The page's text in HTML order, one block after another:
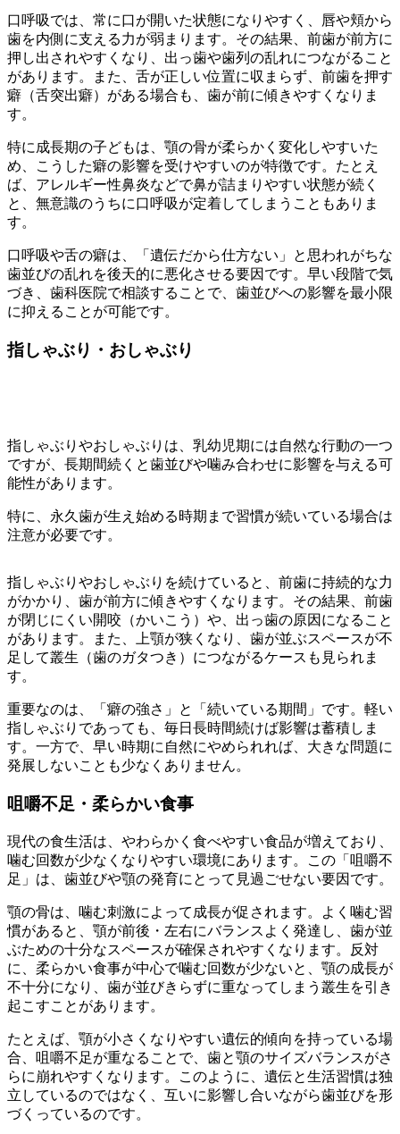
口呼吸では、常に口が開いた状態になりやすく、唇や頬から
歯を内側に支える力が弱まります。その結果、前歯が前方に
押し出されやすくなり、出っ歯や歯列の乱れにつながること
があります。また、舌が正しい位置に収まらず、前歯を押す
癖（舌突出癖）がある場合も、歯が前に傾きやすくなりま
す。
特に成長期の子どもは、顎の骨が柔らかく変化しやすいた
め、こうした癖の影響を受けやすいのが特徴です。たとえ
ば、アレルギー性鼻炎などで鼻が詰まりやすい状態が続く
と、無意識のうちに口呼吸が定着してしまうこともありま
す。
口呼吸や舌の癖は、「遺伝だから仕方ない」と思われがちな
歯並びの乱れを後天的に悪化させる要因です。早い段階で気
づき、歯科医院で相談することで、歯並びへの影響を最小限
に抑えることが可能です。
指しゃぶり・おしゃぶり
指しゃぶりやおしゃぶりは、乳幼児期には自然な行動の一つ
ですが、長期間続くと歯並びや噛み合わせに影響を与える可
能性があります。
特に、永久歯が生え始める時期まで習慣が続いている場合は
注意が必要です。
指しゃぶりやおしゃぶりを続けていると、前歯に持続的な力
がかかり、歯が前方に傾きやすくなります。その結果、前歯
が閉じにくい開咬（かいこう）や、出っ歯の原因になること
があります。また、上顎が狭くなり、歯が並ぶスペースが不
足して叢生（歯のガタつき）につながるケースも見られま
す。
重要なのは、「癖の強さ」と「続いている期間」です。軽い
指しゃぶりであっても、毎日長時間続けば影響は蓄積しま
す。一方で、早い時期に自然にやめられれば、大きな問題に
発展しないことも少なくありません。
咀嚼不足・柔らかい食事
現代の食生活は、やわらかく食べやすい食品が増えており、
噛む回数が少なくなりやすい環境にあります。この「咀嚼不
足」は、歯並びや顎の発育にとって見過ごせない要因です。
顎の骨は、噛む刺激によって成長が促されます。よく噛む習
慣があると、顎が前後・左右にバランスよく発達し、歯が並
ぶための十分なスペースが確保されやすくなります。反対
に、柔らかい食事が中心で噛む回数が少ないと、顎の成長が
不十分になり、歯が並びきらずに重なってしまう叢生を引き
起こすことがあります。
たとえば、顎が小さくなりやすい遺伝的傾向を持っている場
合、咀嚼不足が重なることで、歯と顎のサイズバランスがさ
らに崩れやすくなります。このように、遺伝と生活習慣は独
立しているのではなく、互いに影響し合いながら歯並びを形
づくっているのです。